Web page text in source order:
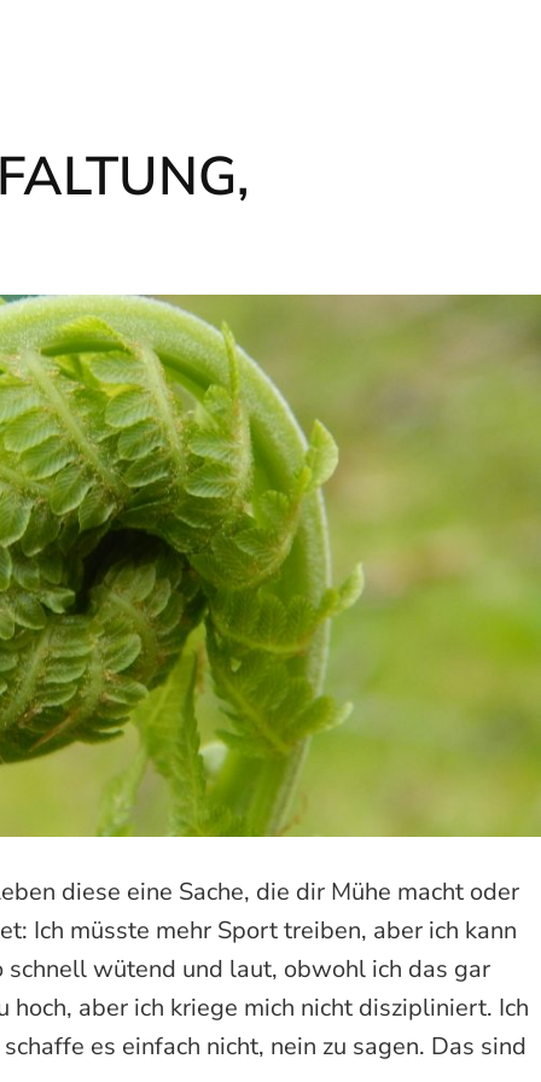
diese eine Sache, die dir Mühe macht oder
Ich müsste mehr Sport treiben, aber ich kann
wütend und laut, obwohl ich das gar
aber ich kriege mich nicht diszipliniert. Ich
es einfach nicht, nein zu sagen. Das sind